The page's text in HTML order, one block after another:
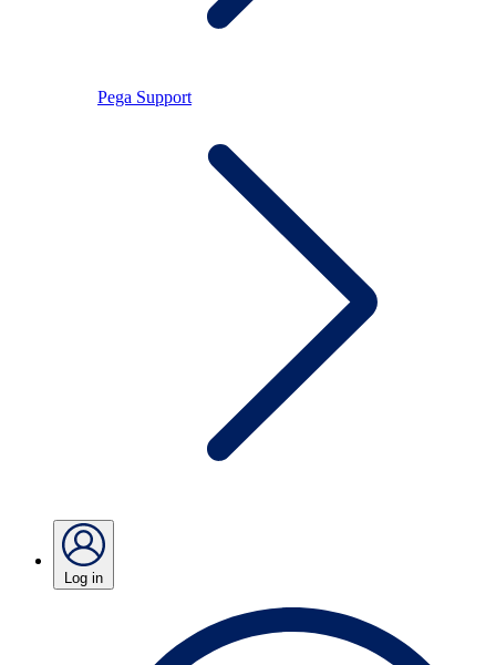
Pega Support
Log in